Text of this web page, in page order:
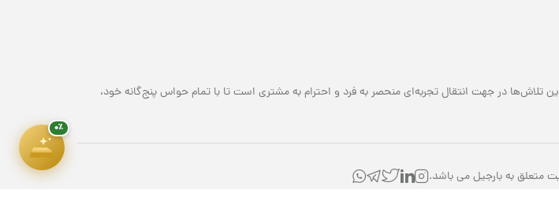
تلاش‌ها در جهت انتقال تجربه‌ای منحصر به فرد و احترام به مشتری است تا با تمام حواس پنج‌گانه خود،
متعلق به بارجیل می باشد.
۰٪